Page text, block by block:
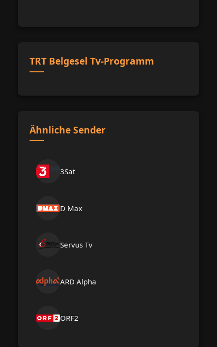
TRT Belgesel Tv-Programm
Ähnliche Sender
3Sat
D Max
Servus Tv
ARD Alpha
ORF2